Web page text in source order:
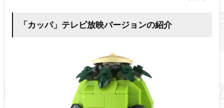
「カッパ」テレビ放映バージョンの紹介